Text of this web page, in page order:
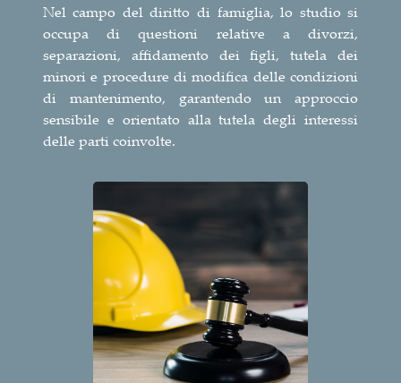
Nel campo del diritto di famiglia, lo studio si
occupa di questioni relative a divorzi,
separazioni, affidamento dei figli, tutela dei
minori e procedure di modifica delle condizioni
di mantenimento, garantendo un approccio
sensibile e orientato alla tutela degli interessi
delle parti coinvolte.